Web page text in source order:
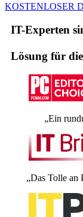
KOSTENLOSER
IT-Experten
Lösung für
„Ein
„Das Tolle an